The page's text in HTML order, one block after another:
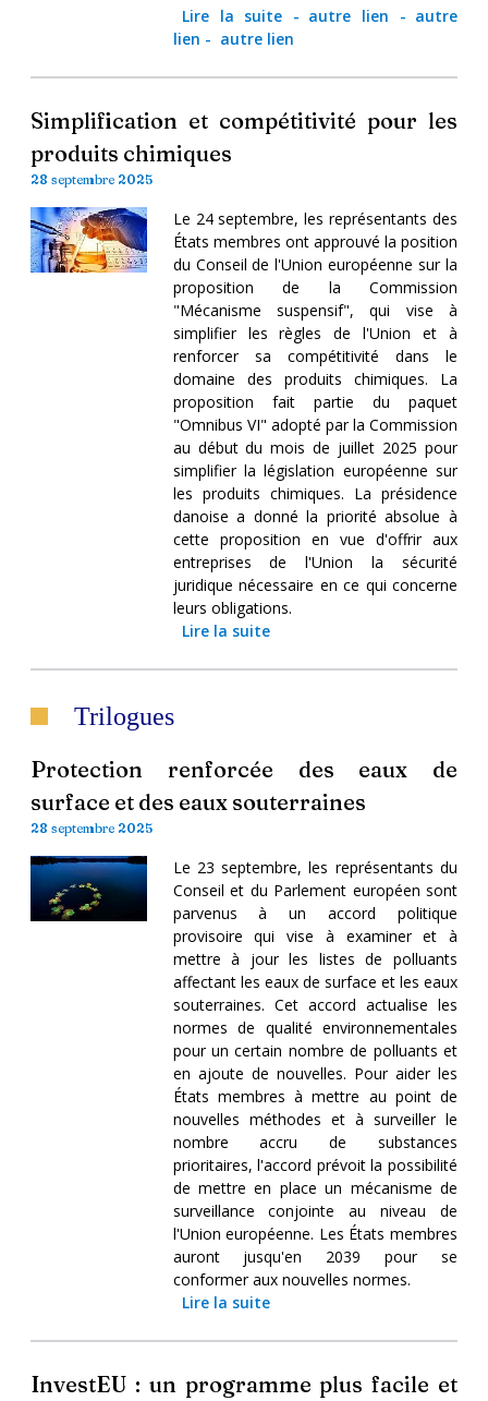
Lire la suite - autre lien - autre
lien - autre lien
Simplification et compétitivité pour les
produits chimiques
28 septembre 2025
Le 24 septembre, les représentants des
États membres ont approuvé la position
du Conseil de l'Union européenne sur la
proposition de la Commission
"Mécanisme suspensif", qui vise à
simplifier les règles de l'Union et à
renforcer sa compétitivité dans le
domaine des produits chimiques. La
proposition fait partie du paquet
"Omnibus VI" adopté par la Commission
au début du mois de juillet 2025 pour
simplifier la législation européenne sur
les produits chimiques. La présidence
danoise a donné la priorité absolue à
cette proposition en vue d'offrir aux
entreprises de l'Union la sécurité
juridique nécessaire en ce qui concerne
leurs obligations.
Lire la suite
Trilogues
Protection renforcée des eaux de
surface et des eaux souterraines
28 septembre 2025
Le 23 septembre, les représentants du
Conseil et du Parlement européen sont
parvenus à un accord politique
provisoire qui vise à examiner et à
mettre à jour les listes de polluants
affectant les eaux de surface et les eaux
souterraines. Cet accord actualise les
normes de qualité environnementales
pour un certain nombre de polluants et
en ajoute de nouvelles. Pour aider les
États membres à mettre au point de
nouvelles méthodes et à surveiller le
nombre accru de substances
prioritaires, l'accord prévoit la possibilité
de mettre en place un mécanisme de
surveillance conjointe au niveau de
l'Union européenne. Les États membres
auront jusqu'en 2039 pour se
conformer aux nouvelles normes.
Lire la suite
InvestEU : un programme plus facile et